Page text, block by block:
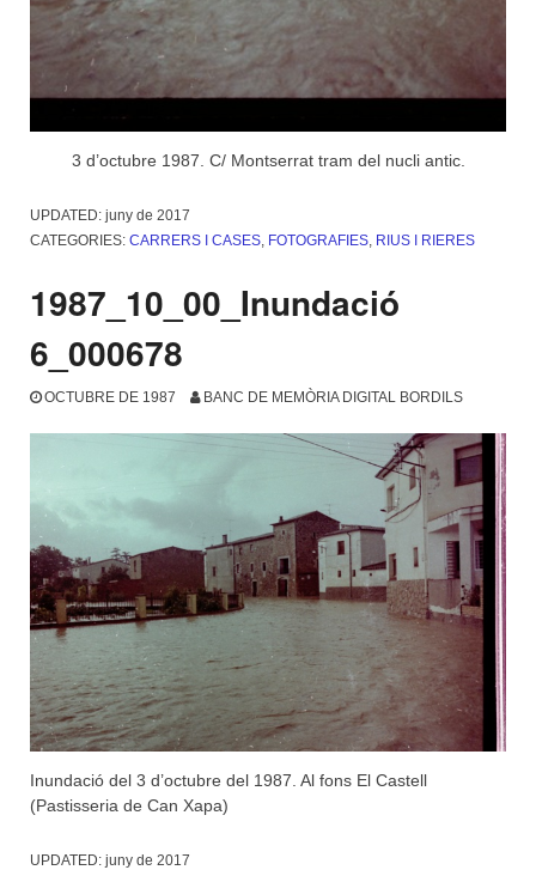
3 d’octubre 1987. C/ Montserrat tram del nucli antic.
UPDATED: juny de 2017
CATEGORIES: CARRERS I CASES, FOTOGRAFIES, RIUS I RIERES
1987_10_00_Inundació
6_000678
OCTUBRE DE 1987 BANC DE MEMÒRIA DIGITAL BORDILS
Inundació del 3 d’octubre del 1987. Al fons El Castell
(Pastisseria de Can Xapa)
UPDATED: juny de 2017